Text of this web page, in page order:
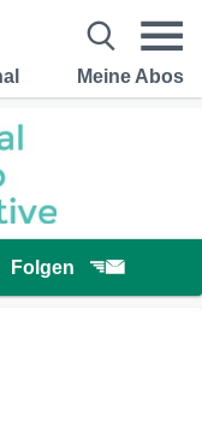
Meine Abos
Folgen